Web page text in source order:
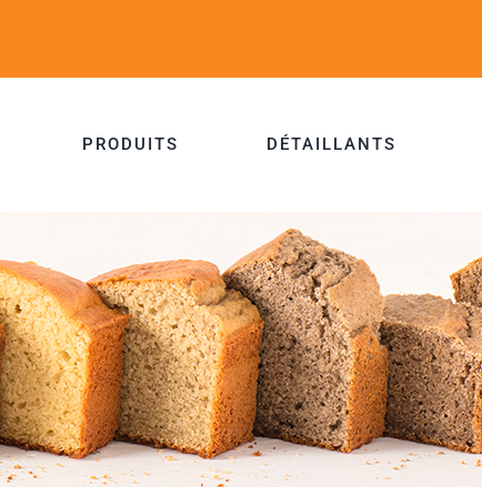
PRODUITS DÉTAILLANTS